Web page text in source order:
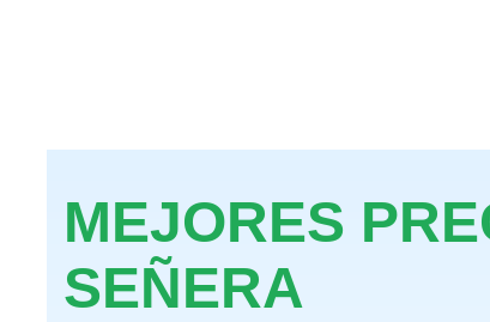
MEJORES
SEÑERA